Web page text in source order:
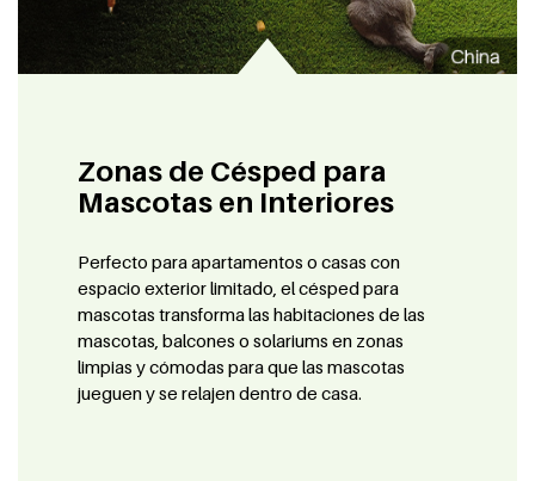
Zonas de Césped para
Mascotas en Interiores
Perfecto para apartamentos o casas con
espacio exterior limitado, el césped para
mascotas transforma las habitaciones de las
mascotas, balcones o solariums en zonas
limpias y cómodas para que las mascotas
jueguen y se relajen dentro de casa.